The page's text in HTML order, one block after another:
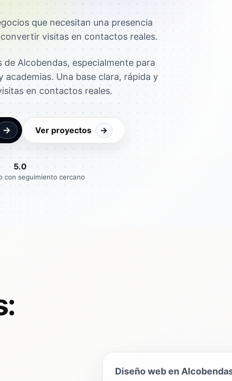
que necesitan una presencia
visitas en contactos reales.
Alcobendas, especialmente para
academias. Una base clara, rápida y
en contactos reales.
→ Ver proyectos →
5.0
con seguimiento cercano
Diseño web en